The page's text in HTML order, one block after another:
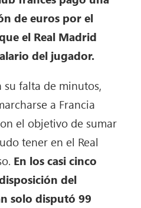
de euros por el
el Real Madrid
del jugador.
su falta de minutos,
a Francia
el objetivo de sumar
tener en el Real
En los casi cinco
del
solo disputó 99